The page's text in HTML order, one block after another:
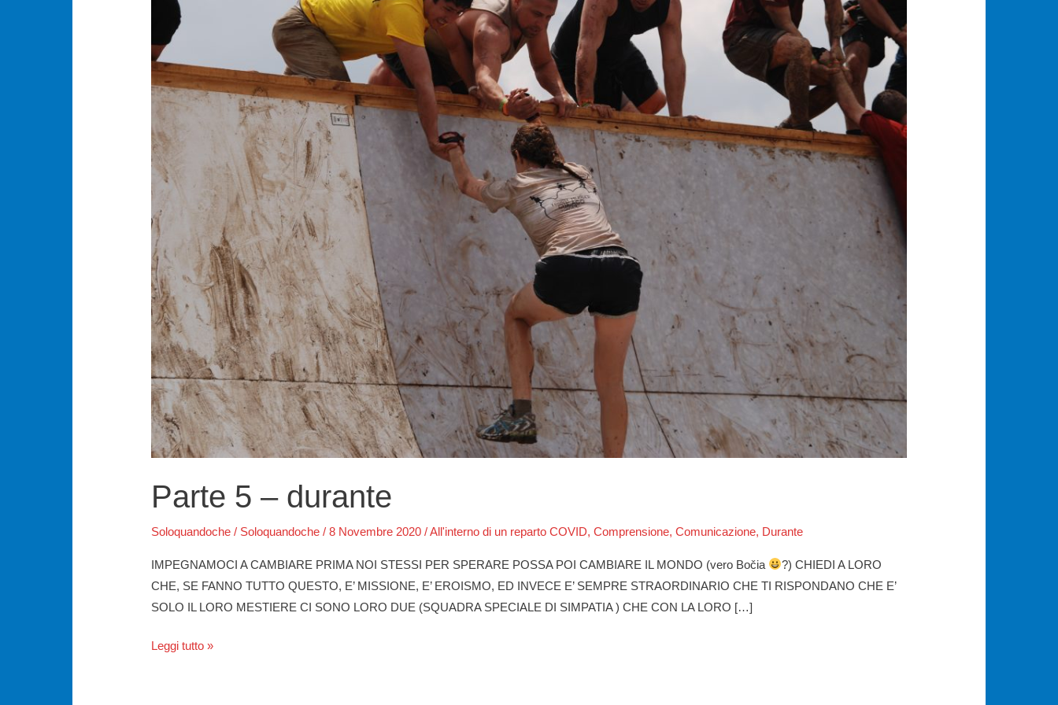
Parte 5 – durante
Soloquandoche / Soloquandoche/8 Novembre 2020/All'interno di un reparto COVID,Comprensione,Comunicazione, Durante
IMPEGNAMOCI A CAMBIARE PRIMA NOI STESSI PER SPERARE POSSA POI CAMBIARE IL MONDO (vero Bočia
?) CHIEDI A LORO
CHE, SE FANNO TUTTO QUESTO, E’ MISSIONE, E’ EROISMO, ED INVECE E’ SEMPRE STRAORDINARIO CHE TI RISPONDANO CHE E’
SOLO IL LORO MESTIERE CI SONO LORO DUE (SQUADRA SPECIALE DI SIMPATIA ) CHE CON LA LORO […]
Parte
Leggi tutto »